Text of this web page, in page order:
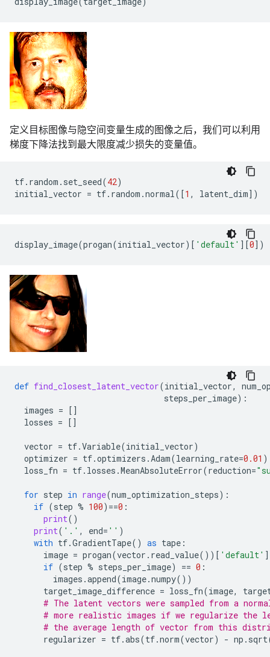
定义目标图像与隐空间变量生成的图像之后，我们可以利用
梯度下降法找到最大限度减少损失的变量值。
tf. random . set_seed(42)
initial_vector = tf. random .normal([1 , latent_dim])
display_image(progan(initial_vector)[ 'default' ][0])
def find_closest_latent_vector(initial_vector,
steps_per_image):
images = []
losses = []
vector = tf.Variable(initial_vector)
optimizer = tf.optimizers .Adam(learning_rate=0.01 )
loss_fn = tf. losses .MeanAbsoluteError(reduction=
for step in range(num_optimization_steps):
if (step % 100) ==0 :
print()
print( '.' , end= '' )
with tf.GradientTape() as tape :
image = progan(vector . read_value())[ 'default'
if (step % steps_per_image) == 0 :
images .append(image.numpy())
target_image_difference = loss_fn(image,
# The latent vectors were sampled from a
# more realistic images if we regularize the
# the average length of vector from this
regularizer = tf.abs(tf.norm(vector) - np . sqrt